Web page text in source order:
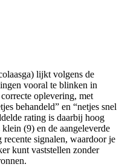
lijkt volgens de
vooral te blinken in
oplevering, met
behandeld” en “netjes snel
rating is daarbij hoog
(9) en de aangeleverde
signalen, waardoor je
kunt vaststellen zonder